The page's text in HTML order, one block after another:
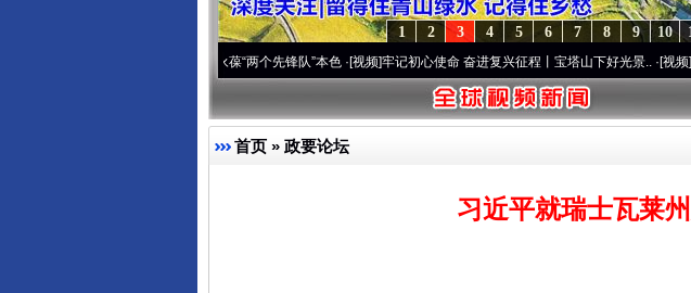
10
9
8
7
6
5
4
3
2
1
永葆“两个先锋队”本色·[视频]牢记初心使命 奋进复兴征程丨宝塔山下好光景..·[视频]因党而
首页 » 政要论坛
习近平就瑞士瓦莱
完善运行机制助力责任有效落实